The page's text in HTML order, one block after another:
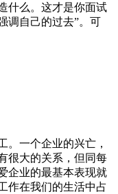
什么。这才是你面试
调自己的过去”。可
一个企业的兴亡，
很大的关系，但同每
企业的最基本表现就
作在我们的生活中占